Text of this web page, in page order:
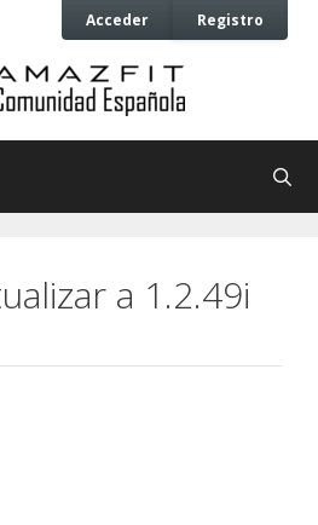
Acceder Registro
a 1.2.49i